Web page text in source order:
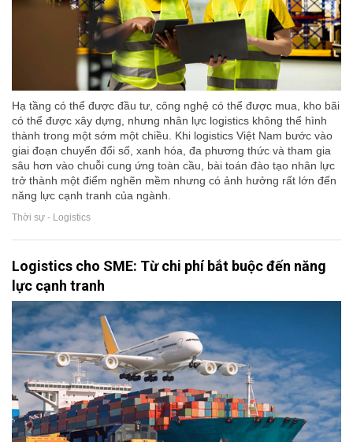
Hạ tầng có thể được đầu tư, công nghệ có thể được mua, kho bãi
có thể được xây dựng, nhưng nhân lực logistics không thể hình
thành trong một sớm một chiều. Khi logistics Việt Nam bước vào
giai đoạn chuyển đổi số, xanh hóa, đa phương thức và tham gia
sâu hơn vào chuỗi cung ứng toàn cầu, bài toán đào tạo nhân lực
trở thành một điểm nghẽn mềm nhưng có ảnh hưởng rất lớn đến
năng lực cạnh tranh của ngành.
Thời sự - Logistics
Logistics cho SME: Từ chi phí bắt buộc đến năng
lực cạnh tranh